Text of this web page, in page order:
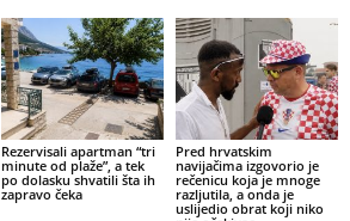
Rezervisali apartman “tri
minute od plaže”, a tek
po dolasku shvatili šta ih
zapravo čeka
Pred hrvatskim
navijačima izgovorio je
rečenicu koja je mnoge
razljutila, a onda je
uslijedio obrat koji niko